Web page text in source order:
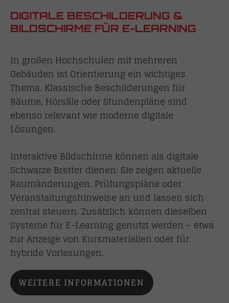
DIGITALE BESCHILDERUNG &
BILDSCHIRME FÜR E-LEARNING
In großen Hochschulen mit mehreren
Gebäuden ist Orientierung ein wichtiges
Thema. Klassische Beschilderungen für
Räume, Hörsäle oder Stundenpläne sind
ebenso relevant wie moderne digitale
Lösungen.
Interaktive Bildschirme können als digitale
Schwarze Bretter dienen: Sie zeigen aktuelle
Raumänderungen, Prüfungspläne oder
Veranstaltungshinweise an und lassen sich
zentral steuern. Zusätzlich können dieselben
Systeme für E-Learning genutzt werden – etwa
zur Anzeige von Kursmaterialien oder für
hybride Vorlesungen.
WEITERE INFORMATIONEN